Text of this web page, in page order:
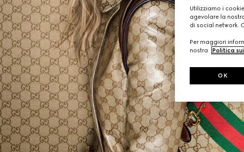
Utilizziamo i
agevolare la
di social network.
Per maggiori
nostra
Politica
OK